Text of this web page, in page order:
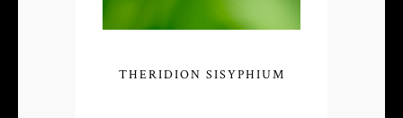
THERIDION SISYPHIUM